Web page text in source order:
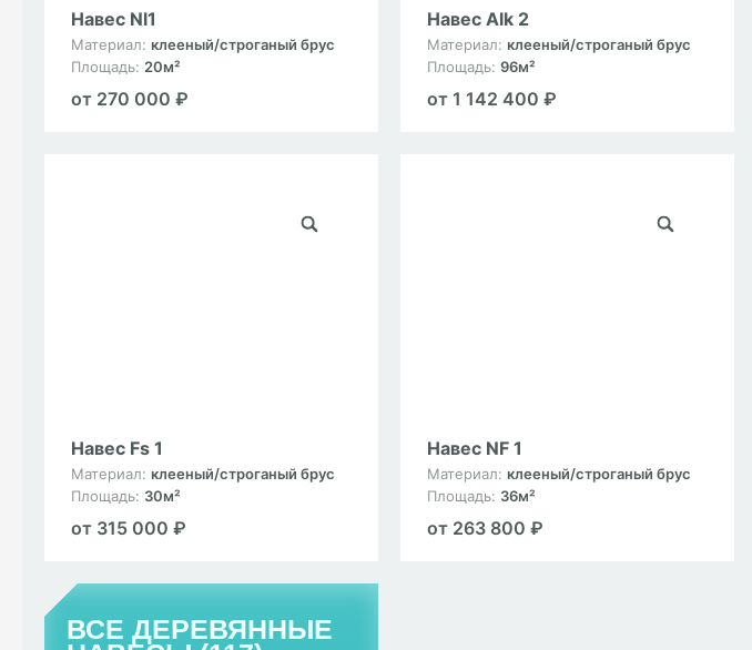
Навес Nl1
Материал: клееный/строганый брус
Площадь: 20м²
от 270 000 ₽
Навес Alk 2
Материал: клееный/строганый брус
Площадь: 96м²
от 1 142 400 ₽
Навес Fs 1
Материал: клееный/строганый брус
Площадь: 30м²
от 315 000 ₽
Навес NF 1
Материал: клееный/строганый брус
Площадь: 36м²
от 263 800 ₽
ВСЕ ДЕРЕВЯННЫЕ